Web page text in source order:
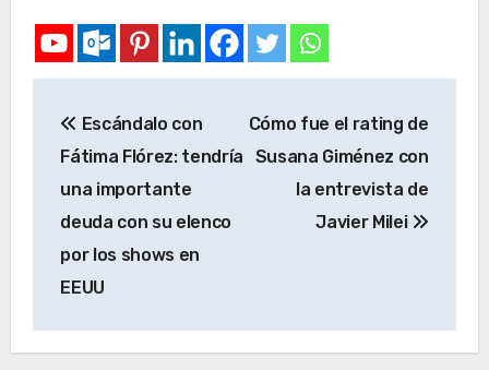
Escándalo con
Fátima Flórez: tendría
una importante
deuda con su elenco
por los shows en
EEUU
Cómo fue el rating de
Susana Giménez con
la entrevista de
Javier Milei